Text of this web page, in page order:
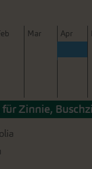
eb Mar Apr
Zinnie,